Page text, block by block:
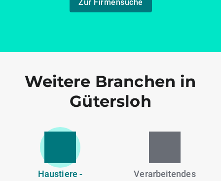
Zur Firmensuche
Weitere Branchen in
Gütersloh
Haustiere -
Verarbeitendes